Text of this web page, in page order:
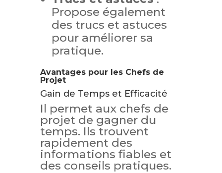
Propose également
des trucs et astuces
pour améliorer sa
pratique.
Avantages pour les Chefs de
Projet
Gain de Temps et Efficacité
Il permet aux chefs de
projet de gagner du
temps. Ils trouvent
rapidement des
informations fiables et
des conseils pratiques.